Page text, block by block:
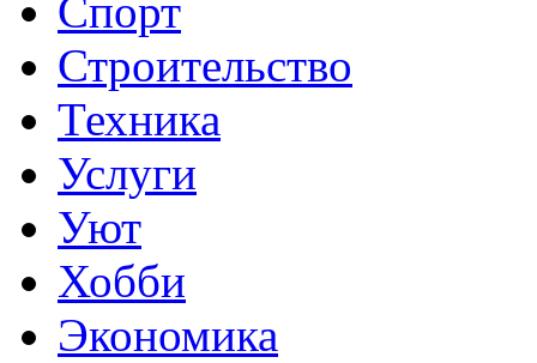
Спорт
Строительство
Техника
Услуги
Уют
Хобби
Экономика